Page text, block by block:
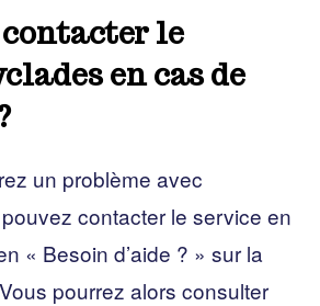
le
en cas de
un problème avec
contacter le service en
« Besoin d’aide ? » sur la
pourrez alors consulter